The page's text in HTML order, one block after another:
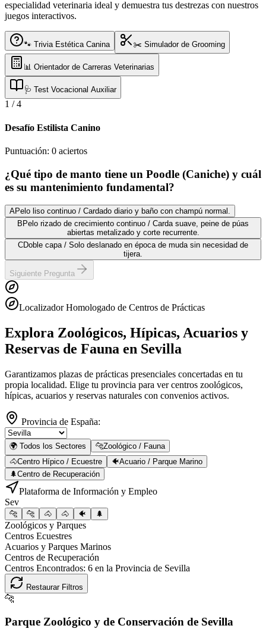
especialidad veterinaria ideal y demuestra tus destrezas con nuestros
juegos interactivos.
🐾 Trivia Estética Canina ✂️ Simulador de Grooming
📊 Orientador de Carreras Veterinarias
🩺 Test Vocacional Auxiliar
1 /4
Desafío Estilista Canino
Puntuación: 0 aciertos
¿Qué tipo de manto tiene un Poodle (Caniche) y cuál
es su mantenimiento fundamental?
APelo liso continuo / Cardado diario y baño con champú normal.
B Pelo rizado de crecimiento continuo / Carda suave, peine de púas
abiertas metalizado y corte recurrente.
CDoble capa / Solo deslanado en época de muda sin necesidad de
tijera.
Siguiente Pregunta
Localizador Homologado de Centros de Prácticas
Explora Zoológicos, Hípicas, Acuarios y
Reservas de Fauna en Sevilla
Garantizamos plazas de prácticas presenciales concertadas en tu
propia localidad. Elige tu provincia para ver centros zoológicos,
hípicas, acuarios y reservas naturales con convenios activos.
Provincia de España:
🌍 Todos los Sectores 🐆Zoológico / Fauna
🐴Centro Hípico / Ecuestre 🐠Acuario / Parque Marino
🌲Centro de Recuperación
Plataforma de Información y Empleo
Sev
🐆 🐆 🐴 🐴 🐠 🌲
Zoológicos y Parques
Centros Ecuestres
Acuarios y Parques Marinos
Centros de Recuperación
Centros Encontrados: 6 en la Provincia de Sevilla
Restaurar Filtros
🐆
Parque Zoológico y de Conservación de Sevilla